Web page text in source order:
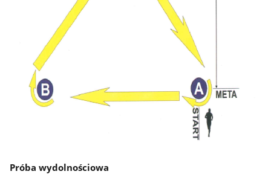
Próba wydolnościowa